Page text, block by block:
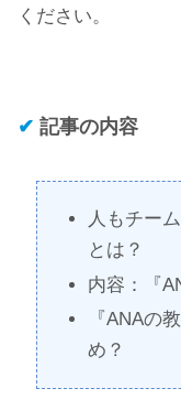
ください。
✔ 記事の内容
人もチー
とは？
内容：『
『ANAの
め？